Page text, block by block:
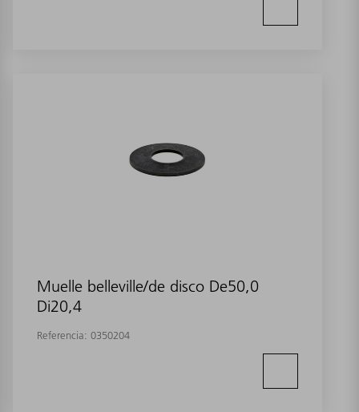
Muelle belleville/de disco De50,0
Di20,4
Referencia: 0350204